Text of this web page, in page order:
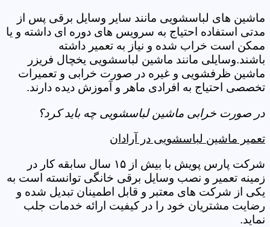
ماشین های لباسشویی مانند سایر وسایل برقی پس از
مدتی استفاده احتیاج به سرویس های دوره ای داشته و یا
ممکن است خراب شده و نیاز به تعمیر داشته
باشند.وسایلی مانند ماشین لباسشویی یخچال فریزر
ماشین ظرفشویی و غیره در صورت خرابی و تعمیرات
تخصصی احتیاج به افرادی ماهر و آموزش دیده دارند.
در صورت خرابی ماشین لباسشویی چه باید کرد؟
تعمیر ماشین لباسشویی در آرادان
شرکت پارس پویش با بیش از ۱۵ سال سابقه کار در
زمینه تعمیر و نصب وسایل برقی خانگی توانسته است به
یکی از شرکت های معتبر و قابل اطمینان تبدیل شده و
رضایت مشتریان خود را در کیفیت ارائه خدمات جلب
نماید.